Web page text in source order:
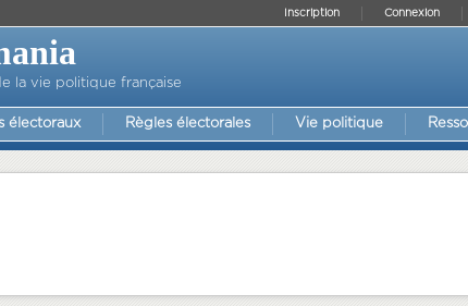
Connexion
Inscription
la vie politique française
électoraux Règles électorales Vie politique